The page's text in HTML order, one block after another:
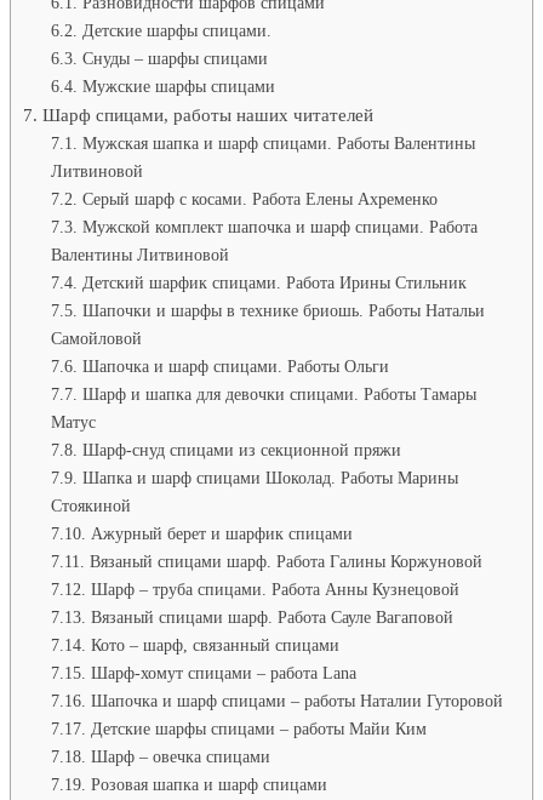
Детские шарфы спицами.
Снуды – шарфы спицами
Мужские шарфы спицами
Шарф спицами, работы наших читателей
Мужская шапка и шарф спицами. Работы Валентины
Литвиновой
Серый шарф с косами. Работа Елены Ахременко
Мужской комплект шапочка и шарф спицами. Работа
Валентины Литвиновой
Детский шарфик спицами. Работа Ирины Стильник
Шапочки и шарфы в технике бриошь. Работы Натальи
Самойловой
Шапочка и шарф спицами. Работы Ольги
Шарф и шапка для девочки спицами. Работы Тамары
Матус
Шарф-снуд спицами из секционной пряжи
Шапка и шарф спицами Шоколад. Работы Марины
Стоякиной
Ажурный берет и шарфик спицами
Вязаный спицами шарф. Работа Галины Коржуновой
Шарф – труба спицами. Работа Анны Кузнецовой
Вязаный спицами шарф. Работа Сауле Вагаповой
Кото – шарф, связанный спицами
Шарф-хомут спицами – работа Lana
Шапочка и шарф спицами – работы Наталии Гуторовой
Детские шарфы спицами – работы Майи Ким
Шарф – овечка спицами
Розовая шапка и шарф спицами